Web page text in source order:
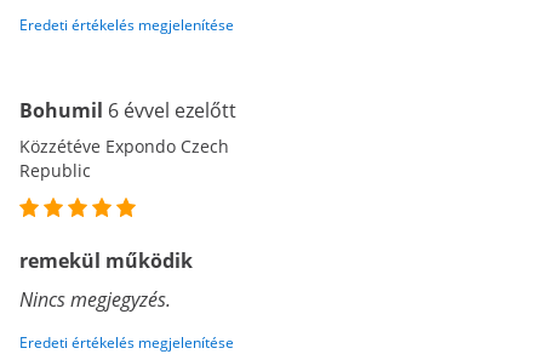
Eredeti értékelés megjelenítése
Bohumil 6 évvel ezelőtt
Közzétéve Expondo Czech
Republic
remekül működik
Nincs megjegyzés.
Eredeti értékelés megjelenítése